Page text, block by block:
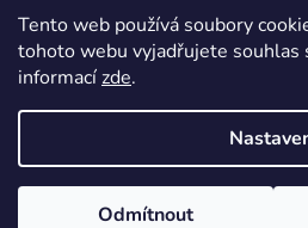
Tento web používá soubory
tohoto webu vyjadřujete souhlas
informacízde.
Odmítnout
Vytvořil